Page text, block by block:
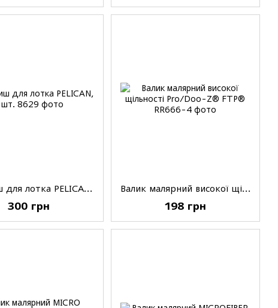
Вкладиш для лотка PELICAN, 3 шт.
300 грн
Валик малярний високої щільності Pro/Doo-Z® FTP®, 4'(100мм), 3/8'(9,5мм)
198 грн